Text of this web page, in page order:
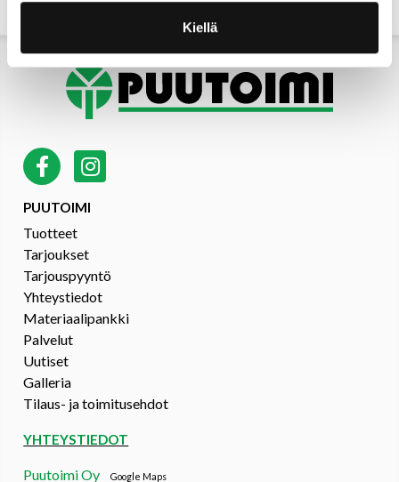
Kiellä
PUUTOIMI
Tuotteet
Tarjoukset
Tarjouspyyntö
Yhteystiedot
Materiaalipankki
Palvelut
Uutiset
Galleria
Tilaus- ja toimitusehdot
YHTEYSTIEDOT
Puutoimi OyGoogle Maps